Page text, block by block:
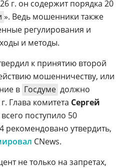
г. он содержит порядка 20
». Ведь мошенники также
регулирования и
и методы.
к принятию второй
мошенничеству, или
в Госдуме должно
Глава комитета Сергей
поступило 50
рекомендовано утвердить,
CNews.
не только на запретах,